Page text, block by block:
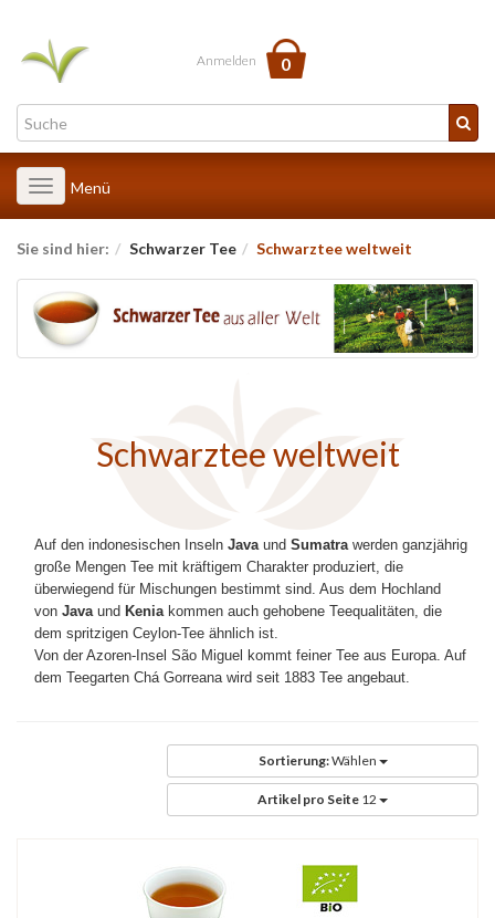
Anmelden 0
Toggle
navigation
Menü
Sie sind hier: Schwarzer Tee Schwarztee weltweit
Schwarztee weltweit
Auf den indonesischen Inseln Javaund Sumatrawerden ganzjährig
große Mengen Tee mit kräftigem Charakter produziert, die
überwiegend für Mischungen bestimmt sind. Aus dem Hochland
von Javaund Keniakommen auch gehobene Teequalitäten, die
dem spritzigen Ceylon-Tee ähnlich ist.
Von der Azoren-Insel São Miguel kommt feiner Tee aus Europa. Auf
dem Teegarten Chá Gorreana wird seit 1883 Tee angebaut.
Sortierung:Wählen
Artikel pro Seite 12